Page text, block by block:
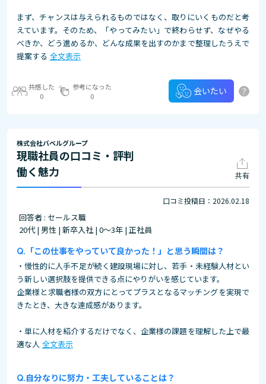
まず、チャンスは与えられるものではなく、取りにいくものだと考
えています。そのため、「やってみたい」で終わらせず、なぜやる
べきか、どう進めるか、どんな成果を出すのかまで整理したうえで
提案する 全文表示
共感した
0
参考になった
0
会いたい ?
株式会社バベルグループ
現職社員の口コミ・評判
働く魅力
共有
口コミ投稿日：2026.02.18
回答者 : セールス職
20代 | 男性 | 新卒入社 | 0～3年 | 正社員
「この仕事をやっていて良かった！」と思う瞬間は？
・慢性的に人手不足が続く建設現場に対し、若手・未経験人材とい
う新しい選択肢を提供できる点にやりがいを感じています。
企業様と求職者様の双方にとってプラスとなるマッチングを実現で
きたとき、大きな達成感があります。
・単に人材を紹介するだけでなく、企業様の課題を理解した上で最
適な人 全文表示
自分なりに努力・工夫していることは？